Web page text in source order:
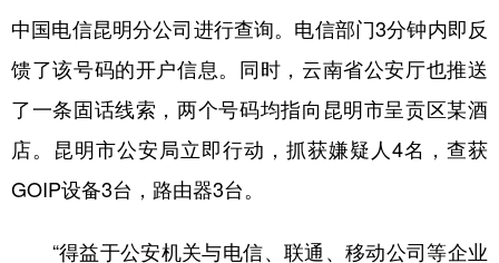
中国电信昆明分公司进行查询。电信部门3分钟内即反
馈了该号码的开户信息。同时，云南省公安厅也推送
了一条固话线索，两个号码均指向昆明市呈贡区某酒
店。昆明市公安局立即行动，抓获嫌疑人4名，查获
GOIP设备3台，路由器3台。
“得益于公安机关与电信、联通、移动公司等企业